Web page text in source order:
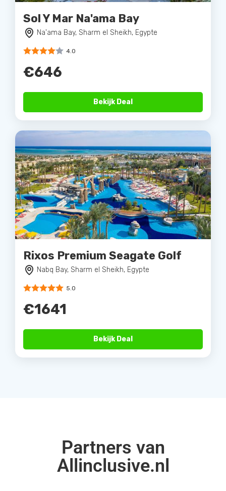
Sol Y Mar Na'ama Bay
Na'ama Bay, Sharm el Sheikh, Egypte
4.0
€646
Bekijk Deal
Rixos Premium Seagate Golf
Nabq Bay, Sharm el Sheikh, Egypte
5.0
€1641
Bekijk Deal
Partners van
Allinclusive.nl